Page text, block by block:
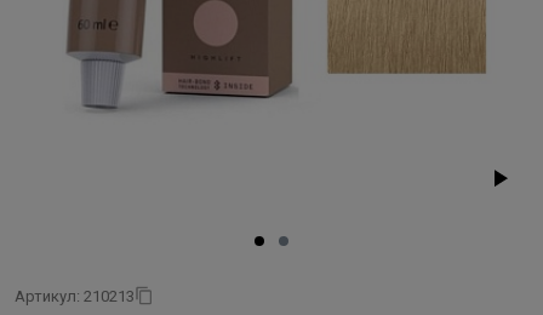
Артикул: 210213